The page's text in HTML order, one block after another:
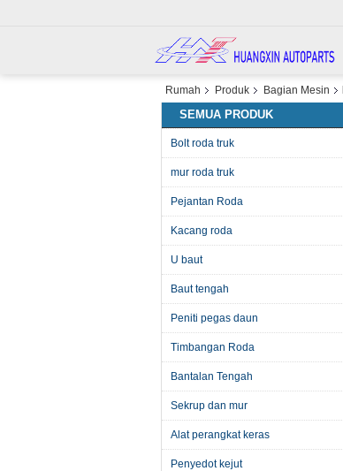
Rumah Produk Bagian Mesin
SEMUA PRODUK
Bolt roda truk
mur roda truk
Pejantan Roda
Kacang roda
U baut
Baut tengah
Peniti pegas daun
Timbangan Roda
Bantalan Tengah
Sekrup dan mur
Alat perangkat keras
Penyedot kejut